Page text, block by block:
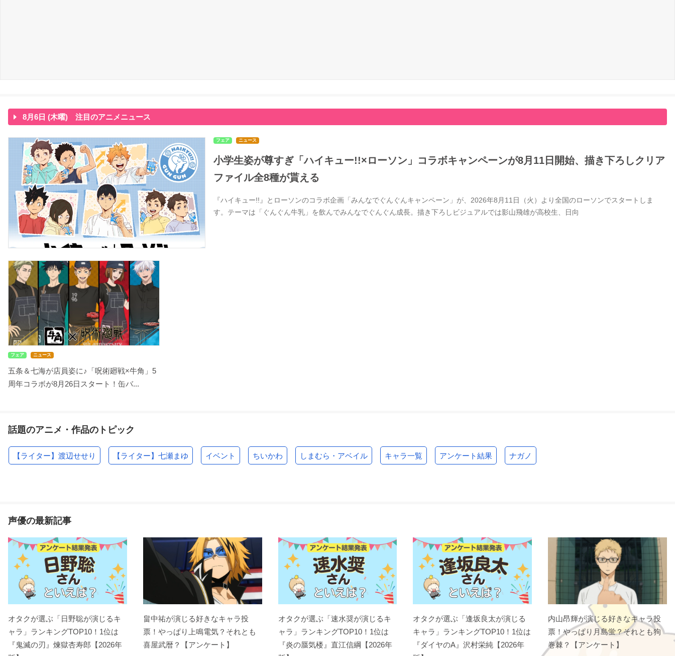
8月6日 (木曜) 注目のアニメニュース
フェア ニュース
小学生姿が尊すぎ「ハイキュー!!×ローソン」コラボキャンペーンが8月11日開始、描き下ろしクリア
ファイル全8種が貰える
『ハイキュー!!』とローソンのコラボ企画「みんなでぐんぐんキャンペーン」が、2026年8月11日（火）より全国のローソンでスタートしま
す。テーマは「ぐんぐん牛乳」を飲んでみんなでぐんぐん成長。描き下ろしビジュアルでは影山飛雄が高校生、日向
フェア ニュース
五条＆七海が店員姿に♪「呪術廻戦×牛角」5
周年コラボが8月26日スタート！缶バ...
話題のアニメ・作品のトピック
【ライター】渡辺せせり 【ライター】七瀬まゆ イベント ちいかわ しまむら・アベイル キャラ一覧 アンケート結果 ナガノ
声優の最新記事
オタクが選ぶ「日野聡が演じるキ
ャラ」ランキングTOP10！1位は
『鬼滅の刃』煉󠄁獄杏寿郎【2026年
畠中祐が演じる好きなキャラ投
票！やっぱり上鳴電気？それとも
喜屋武暦？【アンケート】
オタクが選ぶ「速水奨が演じるキ
ャラ」ランキングTOP10！1位は
『炎の蜃気楼』直江信綱【2026年
オタクが選ぶ「逢坂良太が演じる
キャラ」ランキングTOP10！1位は
『ダイヤのA』沢村栄純【2026年
内山昂輝が演じる好きなキャラ投
票！やっぱり月島蛍？それとも狗
巻棘？【アンケート】